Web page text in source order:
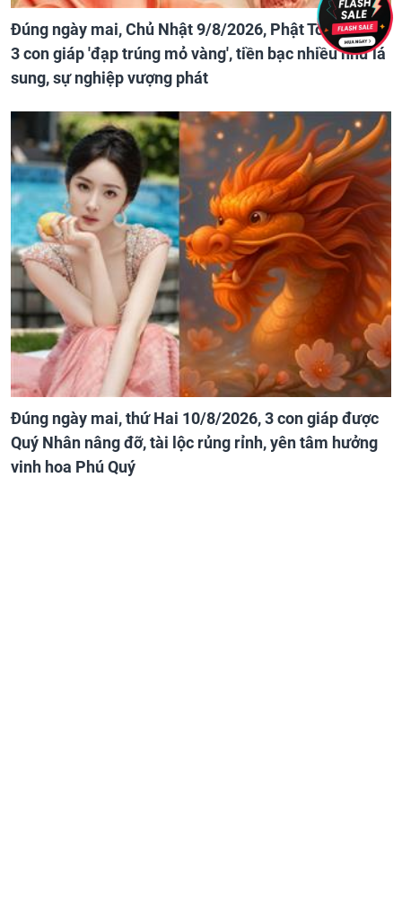
Đúng ngày mai, Chủ Nhật 9/8/2026, Phật Tổ che chở
3 con giáp 'đạp trúng mỏ vàng', tiền bạc nhiều như lá
sung, sự nghiệp vượng phát
Đúng ngày mai, thứ Hai 10/8/2026, 3 con giáp được
Quý Nhân nâng đỡ, tài lộc rủng rỉnh, yên tâm hưởng
vinh hoa Phú Quý